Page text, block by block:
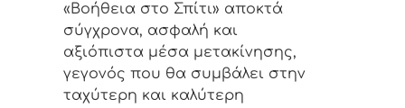
«Βοήθεια στο Σπίτι» αποκτά
σύγχρονα, ασφαλή και
αξιόπιστα μέσα μετακίνησης,
γεγονός που θα συμβάλει στην
ταχύτερη και καλύτερη